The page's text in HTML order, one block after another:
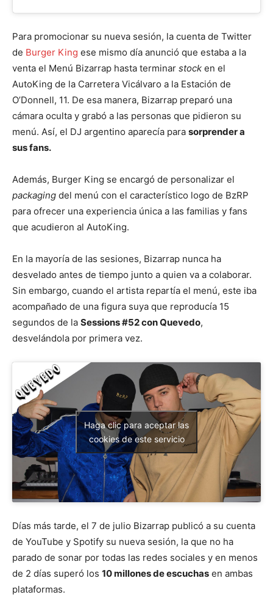
Para promocionar su nueva sesión, la cuenta de Twitter
de Burger King ese mismo día anunció que estaba a la
venta el Menú Bizarrap hasta terminar stock en el
AutoKing de la Carretera Vicálvaro a la Estación de
O’Donnell, 11. De esa manera, Bizarrap preparó una
cámara oculta y grabó a las personas que pidieron su
menú. Así, el DJ argentino aparecía para sorprender a
sus fans.
Además, Burger King se encargó de personalizar el
packaging del menú con el característico logo de BzRP
para ofrecer una experiencia única a las familias y fans
que acudieron al AutoKing.
En la mayoría de las sesiones, Bizarrap nunca ha
desvelado antes de tiempo junto a quien va a colaborar.
Sin embargo, cuando el artista repartía el menú, este iba
acompañado de una figura suya que reproducía 15
segundos de la Sessions #52 con Quevedo,
desvelándola por primera vez.
Haga clic para aceptar las
cookies de este servicio
Días más tarde, el 7 de julio Bizarrap publicó a su cuenta
de YouTube y Spotify su nueva sesión, la que no ha
parado de sonar por todas las redes sociales y en menos
de 2 días superó los 10 millones de escuchas en ambas
plataformas.